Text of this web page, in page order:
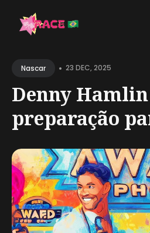
forNascar • 23 DEC, 2025
Denny
preparação